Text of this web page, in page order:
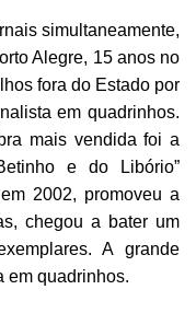
simultaneamente,
Alegre, 15 anos no
fora do Estado por
em quadrinhos.
mais vendida foi a
e do Libório”
2002, promoveu a
chegou a bater um
A grande
em quadrinhos.